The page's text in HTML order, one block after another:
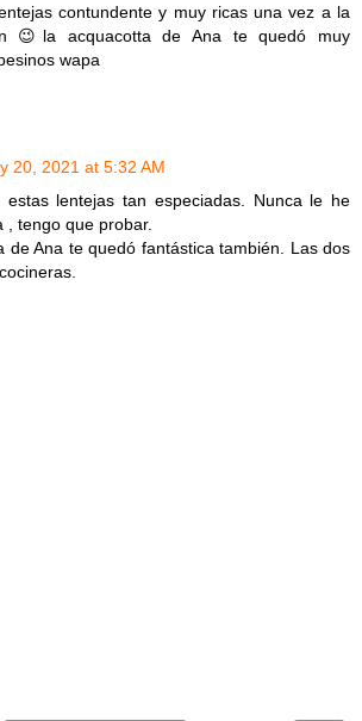
contundente y muy ricas una vez a la
😉la acquacotta de Ana te quedó muy
wapa
20, 2021 at 5:32 AM
estas lentejas tan especiadas. Nunca le he
, tengo que probar.
de Ana te quedó fantástica también. Las dos